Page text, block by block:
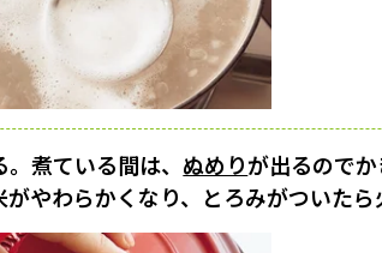
煮ている間は、 ぬめりが出るので
やわらかくなり、とろみがついた